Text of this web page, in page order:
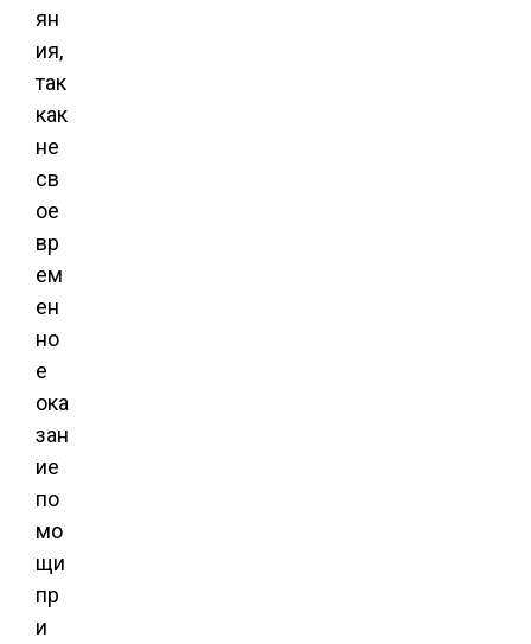
ян
ия,
так
как
не
св
ое
вр
ем
ен
но
е
ока
зан
ие
по
мо
щи
пр
и